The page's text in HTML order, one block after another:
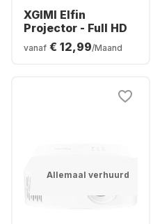
XGIMI Elfin
Projector - Full HD
vanaf € 12,99/Maand
Allemaal verhuurd